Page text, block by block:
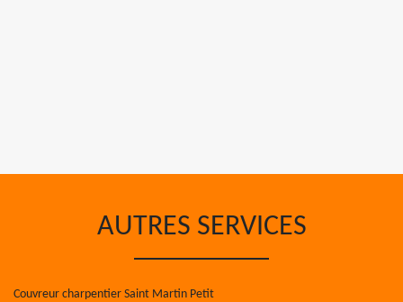
AUTRES SERVICES
Couvreur charpentier Saint Martin Petit